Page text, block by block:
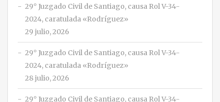
29° Juzgado Civil de Santiago, causa Rol V-34-
2024, caratulada «Rodríguez»
29 julio, 2026
29° Juzgado Civil de Santiago, causa Rol V-34-
2024, caratulada «Rodríguez»
28 julio, 2026
29° Juzgado Civil de Santiago, causa Rol V-34-